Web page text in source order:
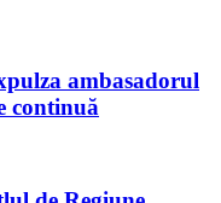
ambasadorul
continuă